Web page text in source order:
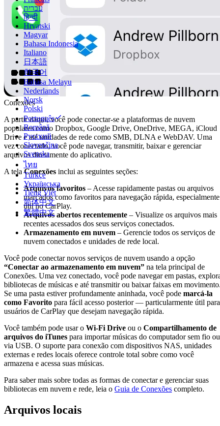
עברית
हिन्दी
Hrvatski
Magyar
Bahasa Indonesia
Italiano
日本語
한국어
Bahasa Melayu
Nederlands
Norsk
Polski
Português
Română
Русский
Slovenčina
Svenska
ไทย
Türkçe
Українська
Tiếng Việt
简体中文
繁體中文
Conexões
A partir daqui, você pode conectar-se a plataformas de nuvem
populares como Dropbox, Google Drive, OneDrive, MEGA, iCloud
Drive e até unidades de rede como SMB, DLNA e WebDAV. Uma
vez conectado, você pode navegar, transmitir, baixar e gerenciar
arquivos diretamente do aplicativo.
A telaConexões inclui as seguintes seções:
Arquivos favoritos – Acesse rapidamente pastas ou arquivos
marcados como favoritos para navegação rápida, especialmente
útil no CarPlay.
Arquivos abertos recentemente – Visualize os arquivos mais
recentes acessados dos seus serviços conectados.
Armazenamento em nuvem – Gerencie todos os serviços de
nuvem conectados e unidades de rede local.
Você pode conectar novos serviços de nuvem usando a opção
“Conectar ao armazenamento em nuvem” na tela principal de
Conexões. Uma vez conectado, você pode navegar em pastas,
bibliotecas de músicas e até transmitir ou baixar faixas em
Se uma pasta estiver profundamente aninhada, você pode marcá-la
como Favorito para fácil acesso posterior — particularmente útil para
usuários de CarPlay que desejam navegação rápida.
Você também pode usar o Wi-Fi Drive ou o Compartilhamento de
arquivos do iTunes para importar músicas do computador sem fio ou
via USB. O suporte para conexão com dispositivos NAS, unidades
externas e redes locais oferece controle total sobre como você
armazena e acessa suas músicas.
Para saber mais sobre todas as formas de conectar e gerenciar suas
bibliotecas em nuvem e rede, leia o Guia de Conexões completo.
Arquivos locais